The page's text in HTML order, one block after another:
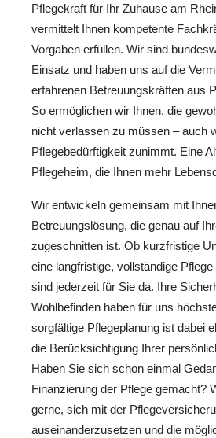
Pflegekraft für Ihr Zuhause am
vermittelt Ihnen kompetente
Vorgaben erfüllen. Wir sind
Einsatz und haben uns auf die
erfahrenen Betreuungskräften aus
So ermöglichen wir Ihnen, die
nicht verlassen zu müssen – auch
Pflegebedürftigkeit zunimmt. Eine
Pflegeheim, die Ihnen mehr
Wir entwickeln gemeinsam mit
Betreuungslösung, die genau auf
zugeschnitten ist. Ob kurzfristige
eine langfristige, vollständige
sind jederzeit für Sie da. Ihre
Wohlbefinden haben für uns
sorgfältige Pflegeplanung ist dabei
die Berücksichtigung Ihrer
Haben Sie sich schon einmal
Finanzierung der Pflege gemacht?
gerne, sich mit der
auseinanderzusetzen und die